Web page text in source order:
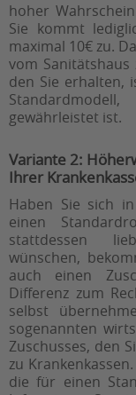
hoher
Sie kommt
maximal 10€ zu.
vom
den Sie erhalten,
gewährleistet ist.
Variante 2:
Ihrer
Haben Sie sich
einen
stattdessen
wünschen,
auch einen
Differenz zum
selbst
sogenannten
Zuschusses, den
zu
die für einen